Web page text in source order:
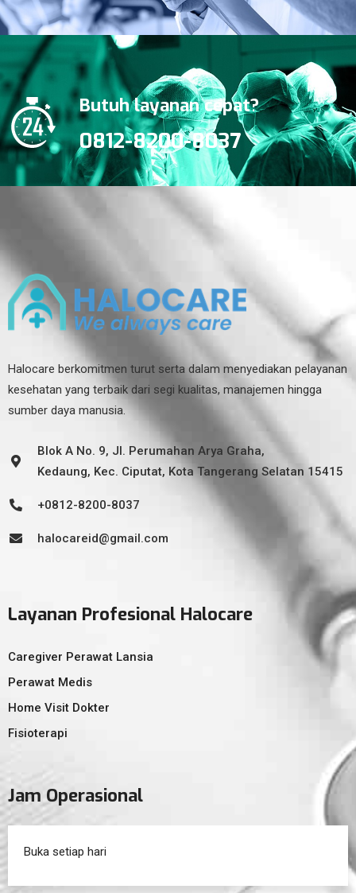
Butuh layanan cepat?
0812-8200-8037
Halocare berkomitmen turut serta dalam menyediakan pelayanan
kesehatan yang terbaik dari segi kualitas, manajemen hingga
sumber daya manusia.
Blok A No. 9, Jl. Perumahan Arya Graha,
Kedaung, Kec. Ciputat, Kota Tangerang Selatan 15415
+0812-8200-8037
halocareid@gmail.com
Layanan Profesional Halocare
Caregiver Perawat Lansia
Perawat Medis
Home Visit Dokter
Fisioterapi
Jam Operasional
Buka setiap hari